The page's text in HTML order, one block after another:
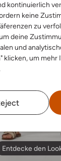
kontinuierlich
keine
zu
deine
und
klicken, um
Entdecke den